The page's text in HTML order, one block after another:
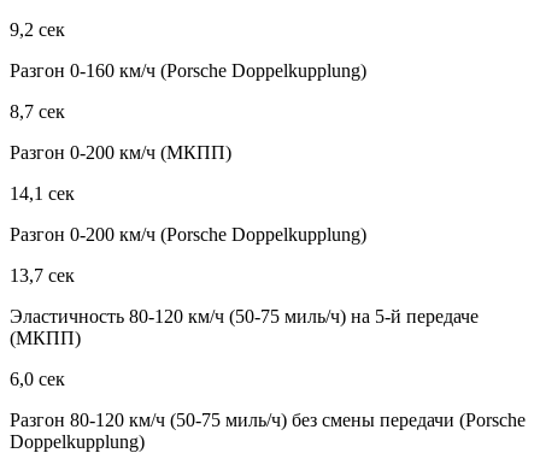
9,2 сек
Разгон 0-160 км/ч (Porsche Doppelkupplung)
8,7 сек
Разгон 0-200 км/ч (МКПП)
14,1 сек
Разгон 0-200 км/ч (Porsche Doppelkupplung)
13,7 сек
Эластичность 80-120 км/ч (50-75 миль/ч) на 5-й передаче
(МКПП)
6,0 сек
Разгон 80-120 км/ч (50-75 миль/ч) без смены передачи (Porsche
Doppelkupplung)